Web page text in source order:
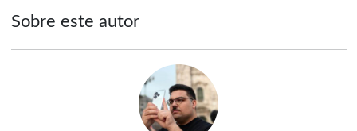
Sobre este autor